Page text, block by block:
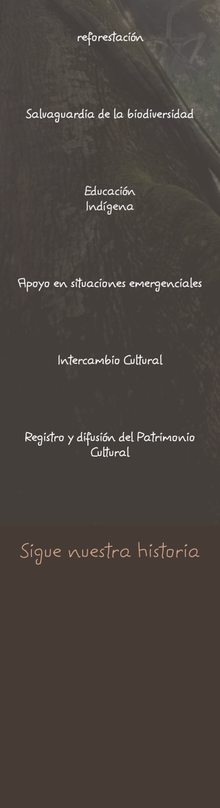
reforestación
Salvaguardia de la biodiversidad
Educación
Indígena
Apoyo en situaciones emergenciales
Intercambio Cultural
Registro y difusión del Patrimonio
Cultural
Sigue nuestra historia